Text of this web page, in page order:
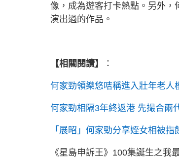
像，成為遊客打卡熱點。另外
演出過的作品。
【相關閱讀】 ：
何家勁領樂悠咭稱進入壯年老人
何家勁相隔3年終返港 先撮合兩
「展昭」何家勁分享姪女相被
《星島申訴王》100集誕生之